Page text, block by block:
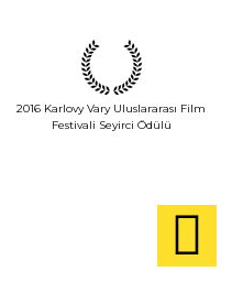
2016 Karlovy Vary Uluslararası Film
Festivali Seyirci Ödülü